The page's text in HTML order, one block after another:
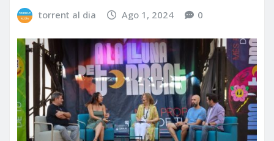
torrent al dia Ago 1, 2024 0